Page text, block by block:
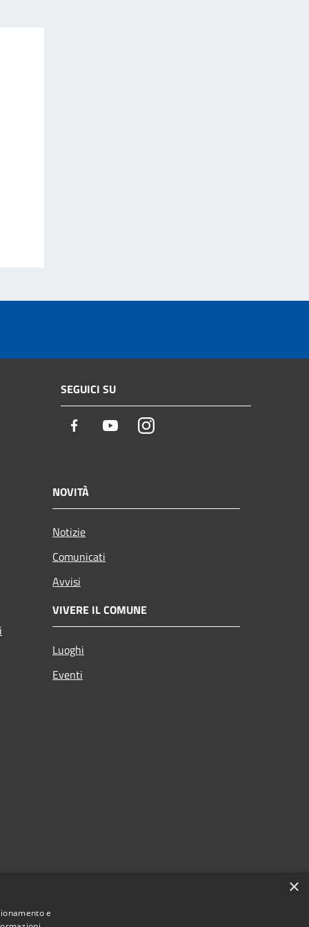
SEGUICI SU
Facebook YoutubeInstagram
NOVITÀ
Notizie
Comunicati
Avvisi
VIVERE IL COMUNE
Luoghi
Eventi
×
e